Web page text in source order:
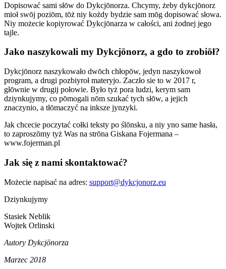
Dopisować sami słōw do Dykcjōnorza. Chcymy, żeby dykcjōnorz
mioł swōj poziōm, tōż niy kożdy bydzie sam mōg dopisować słowa.
Niy możecie kopiyrować Dykcjōnarza w całości, ani żodnej jego
tajle.
Jako naszykowali my Dykcjōnorz, a gdo to zrobiōł?
Dykcjōnorz naszykowało dwōch chłopōw, jedyn naszykowoł
program, a drugi pozbiyroł materyjo. Zaczło sie to w 2017 r,
głōwnie w drugij połowie. Było tyż pora ludzi, kerym sam
dziynkujymy, co pōmogali nōm szukać tych słōw, a jejich
znaczynio, a tłōmaczyć na inksze jynzyki.
Jak chcecie poczytać cołki teksty po ślōnsku, a niy yno same hasła,
to zaproszōmy tyż Was na strōna Giskana Fojermana –
www.fojerman.pl
Jak się z nami skontaktować?
Możecie napisać na adres: support@dykcjonorz.eu
Dziynkujymy
Stasiek Neblik
Wojtek Orlinski
Autory Dykcjōnorza
Marzec 2018